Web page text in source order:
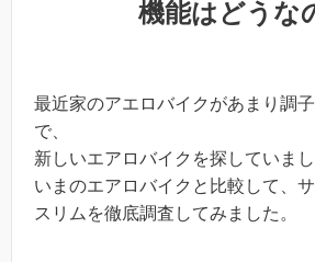
機能はどうな
最近家のアエロバイクがあまり調
で、
新しいエアロバイクを探していまし
いまのエアロバイクと比較して、
スリムを徹底調査してみました。